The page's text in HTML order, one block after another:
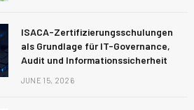
ISACA-Zertifizierungsschulungen
als Grundlage für IT-Governance,
Audit und Informationssicherheit
JUNE 15, 2026